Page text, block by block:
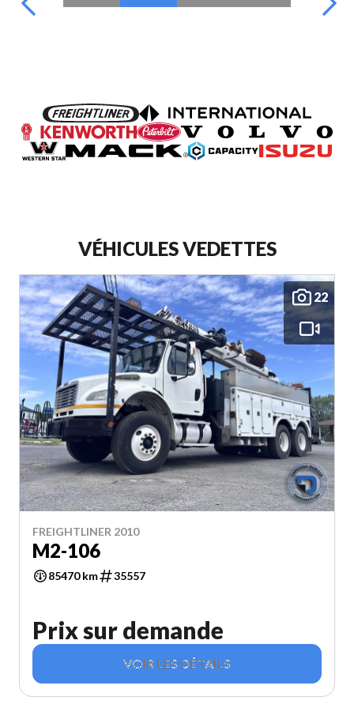
VÉHICULES VEDETTES
22
FREIGHTLINER 2010
M2-106
85470 km 35557
Prix sur demande
VOIR LES DÉTAILS